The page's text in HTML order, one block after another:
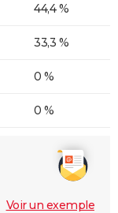
44,4 %
33,3 %
0 %
0 %
Voir un exemple